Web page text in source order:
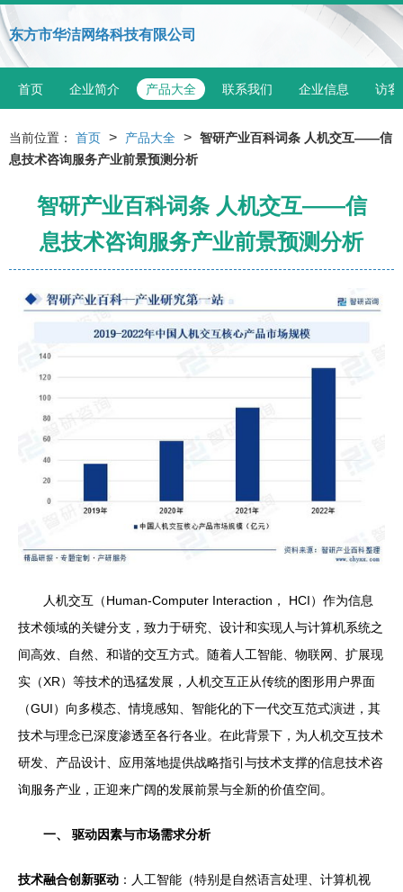
东方市华洁网络科技有限公司
首页 企业简介 产品大全 联系我们 企业信息 访客
当前位置： 首页 > 产品大全 > 智研产业百科词条 人机交互——信
息技术咨询服务产业前景预测分析
智研产业百科词条 人机交互——信
息技术咨询服务产业前景预测分析
人机交互（Human-Computer Interaction， HCI）作为信息
技术领域的关键分支，致力于研究、设计和实现人与计算机系统之
间高效、自然、和谐的交互方式。随着人工智能、物联网、扩展现
实（XR）等技术的迅猛发展，人机交互正从传统的图形用户界面
（GUI）向多模态、情境感知、智能化的下一代交互范式演进，其
技术与理念已深度渗透至各行各业。在此背景下，为人机交互技术
研发、产品设计、应用落地提供战略指引与技术支撑的信息技术咨
询服务产业，正迎来广阔的发展前景与全新的价值空间。
一、 驱动因素与市场需求分析
技术融合创新驱动 ：人工智能（特别是自然语言处理、计算机视